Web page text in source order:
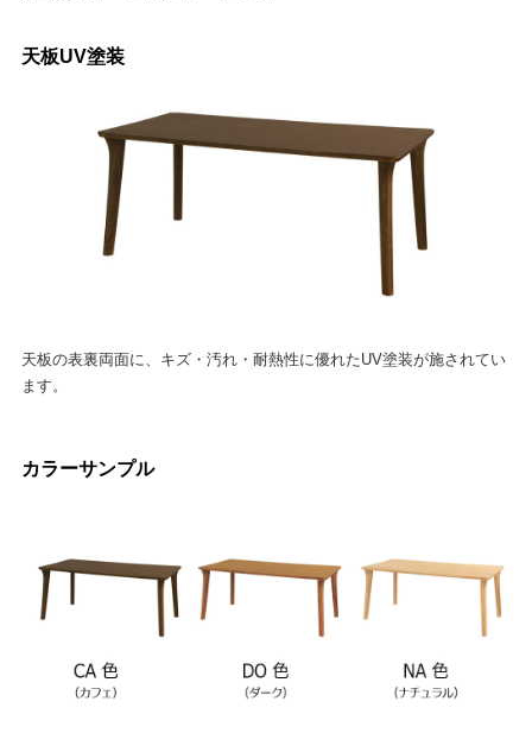
天板UV塗装
天板の表裏両面に、キズ・汚れ・耐熱性に優れたUV塗装が施されてい
ます。
カラーサンプル